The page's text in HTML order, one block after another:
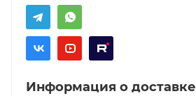
Информация о доставке